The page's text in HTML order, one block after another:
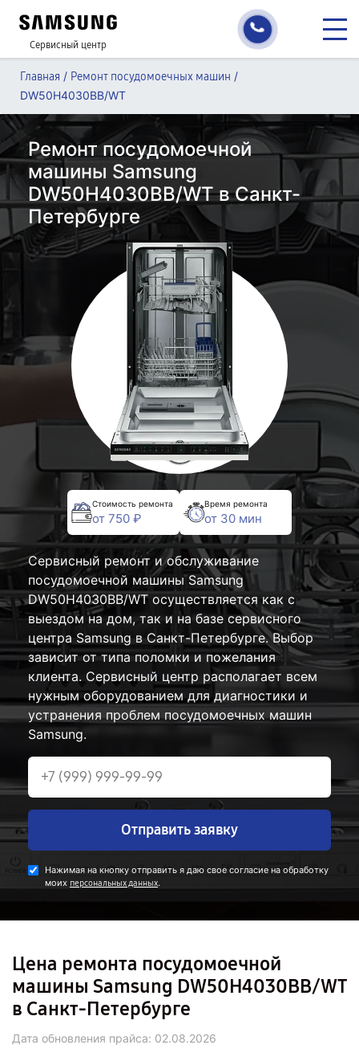
Сервисный центр
Главная / Ремонт посудомоечных машин /
DW50H4030BB/WT
Ремонт посудомоечной
машины Samsung
DW50H4030BB/WT в Санкт-
Петербурге
Стоимость ремонта
от 750 ₽
Время ремонта
от 30 мин
Сервисный ремонт и обслуживание
посудомоечной машины Samsung
DW50H4030BB/WT осуществляется как с
выездом на дом, так и на базе сервисного
центра Samsung в Санкт-Петербурге. Выбор
зависит от типа поломки и пожелания
клиента. Сервисный центр располагает всем
нужным оборудованием для диагностики и
устранения проблем посудомоечных машин
Samsung.
Отправить заявку
Нажимая на кнопку отправить я даю свое согласие на обработку
моих персональных данных.
Цена ремонта посудомоечной
машины Samsung DW50H4030BB/WT
в Санкт-Петербурге
Дата обновления прайса: 02.08.2026